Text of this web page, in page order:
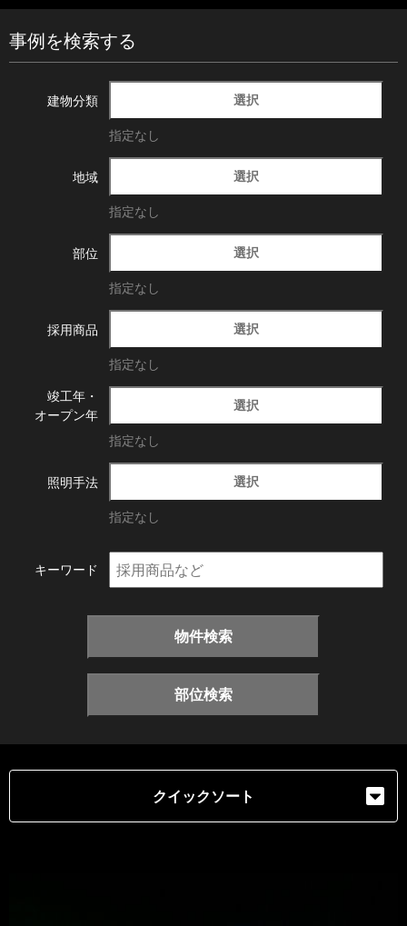
事例を検索する
建物分類 選択
指定なし
地域 選択
指定なし
部位 選択
指定なし
採用商品 選択
指定なし
竣工年・
オープン年
選択
指定なし
照明手法 選択
指定なし
キーワード
物件検索
部位検索
クイックソート